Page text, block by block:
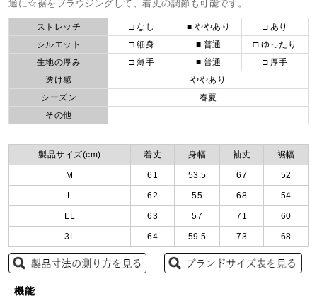
適に☆裾をブラウジングして、着丈の調節も可能です。
ストレッチ □ なし ■ ややあり
□ あり
シルエット
□ 細身 ■ 普通
□ ゆったり
生地の厚み
□ 薄手 ■ 普通
□ 厚手
透け感
ややあり
シーズン
春夏
その他
製品サイズ(cm) 着丈 身幅 袖丈 裾幅
M 61 53.5 67 52
L 62 55 68 54
LL 63 57 71 60
3L 64 59.5 73 68
機能